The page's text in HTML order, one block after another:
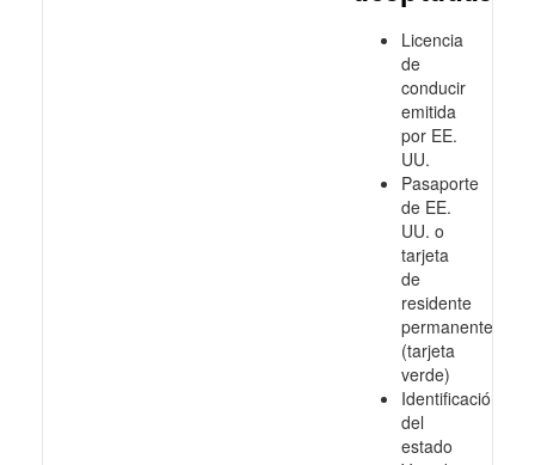
Licencia
de
conducir
emitida
por EE.
UU.
Pasaporte
de EE.
UU. o
tarjeta
de
residente
permanente
(tarjeta
verde)
Identificación
del
estado